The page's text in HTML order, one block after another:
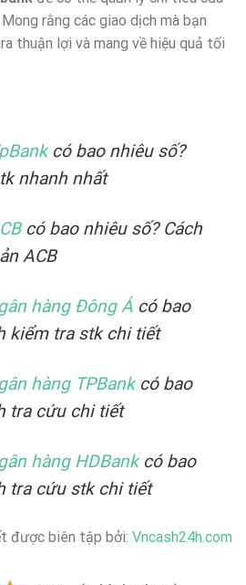
rằng các giao dịch mà bạn
thuận lợi và mang về hiệu quả tối
có bao nhiêu số?
nhanh nhất
có bao nhiêu số? Cách
ACB
hàng Đông Á có bao
kiểm tra stk chi tiết
hàng TPBankcó bao
tra cứu chi tiết
hàng HDBankcó bao
tra cứu stk chi tiết
được biên tập bởi: Vncash24h.com